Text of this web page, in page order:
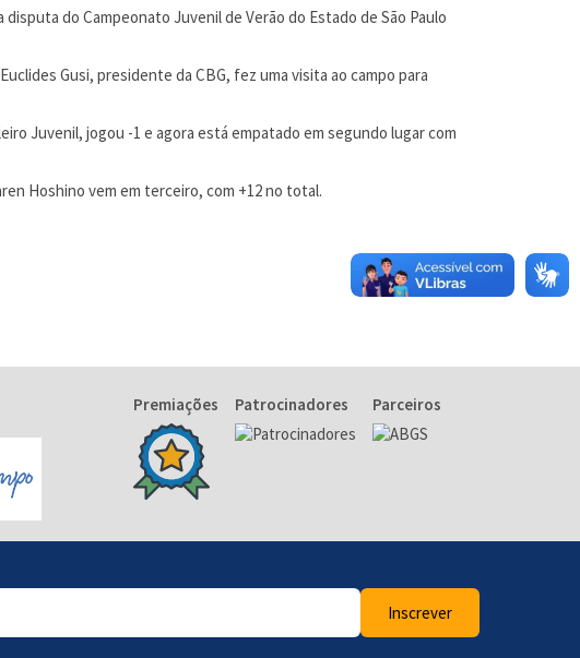
do Campeonato Juvenil de Verão do Estado de São Paulo
Gusi, presidente da CBG, fez uma visita ao campo para
Juvenil, jogou -1 e agora está empatado em segundo lugar com
Hoshino vem em terceiro, com +12 no total.
Parceiros
Patrocinadores
Premiações
Inscrever